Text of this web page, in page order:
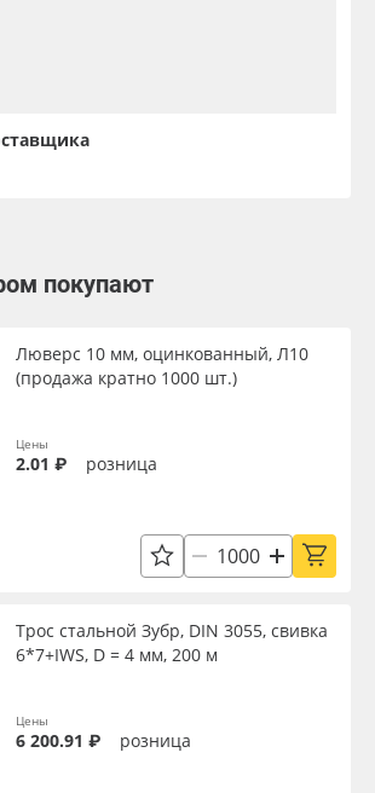
покупают
Люверс 10 мм, оцинкованный, Л10
(продажа кратно 1000 шт.)
Цены
2.01 ₽ розница
Трос стальной Зубр, DIN 3055, свивка
6*7+IWS, D = 4 мм, 200 м
Цены
6 200.91 ₽ розница